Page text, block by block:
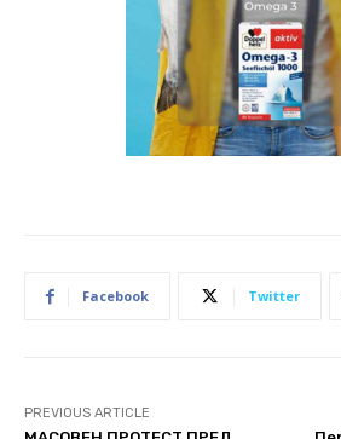
Facebook Twitter
PREVIOUS ARTICLE